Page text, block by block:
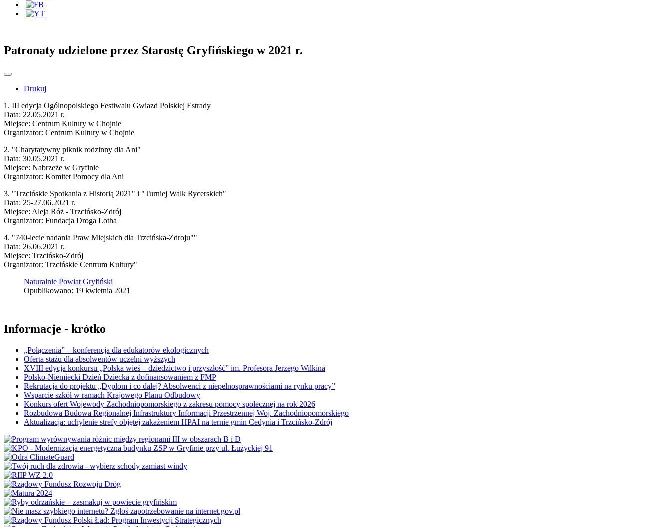
Patronaty udzielone przez Starostę Gryfińskiego w 2021 r.
Drukuj
1. III edycja Ogólnopolskiego Festiwalu Gwiazd Polskiej Estrady
Data: 22.05.2021 r.
Miejsce: Centrum Kultury w Chojnie
Organizator: Centrum Kultury w Chojnie
2. "Charytatywny piknik rodzinny dla Ani"
Data: 30.05.2021 r.
Miejsce: Nabrzeże w Gryfinie
Organizator: Komitet Pomocy dla Ani
3. "Trzcińskie Spotkania z Historią 2021" i "Turniej Walk Rycerskich"
Data: 25-27.06.2021 r.
Miejsce: Aleja Róż - Trzcińsko-Zdrój
Organizator: Fundacja Droga Lotha
4. "740-lecie nadania Praw Miejskich dla Trzcińska-Zdroju""
Data: 26.06.2021 r.
Miejsce: Trzcińsko-Zdrój
Organizator: Trzcińskie Centrum Kultury"
Naturalnie Powiat Gryfiński
Opublikowano: 19 kwietnia 2021
Informacje - krótko
„Połączenia” – konferencja dla edukatorów ekologicznych
Oferta stażu dla absolwentów uczelni wyższych
XVIII edycja konkursu „Polska wieś – dziedzictwo i przyszłość” im. Profesora Jerzego Wilkina
Polsko-Niemiecki Dzień Dziecka z dofinansowaniem z FMP
Rekrutacja do projektu „Dyplom i co dalej? Absolwenci z niepełnosprawnościami na rynku pracy”
Wsparcie szkół w ramach Krajowego Planu Odbudowy
Konkurs ofert Wojewody Zachodniopomorskiego z zakresu pomocy społecznej na rok 2026
Rozbudowa Budowa Regionalnej Infrastruktury Informacji Przestrzennej Woj. Zachodniopomorskiego
Aktualizacja: uchylenie strefy objętej zakażeniem HPAI na ternie gmin Cedynia i Trzcińsko-Zdrój